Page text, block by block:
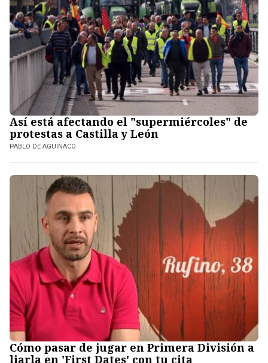
Así está afectando el "supermiércoles" de
protestas a Castilla y León
PABLO DE AGUINACO
Cómo pasar de jugar en Primera División a
liarla en 'First Dates' con tu cita